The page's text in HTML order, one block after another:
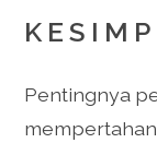
Pentingnya